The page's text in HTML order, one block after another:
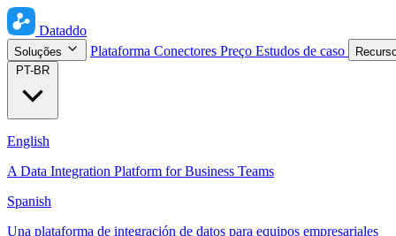
Dataddo
Soluções Plataforma Conectores Preço Estudos de caso
PT-BR
English
A Data Integration Platform for Business Teams
Spanish
Una plataforma de integración de datos para equipos empresariales